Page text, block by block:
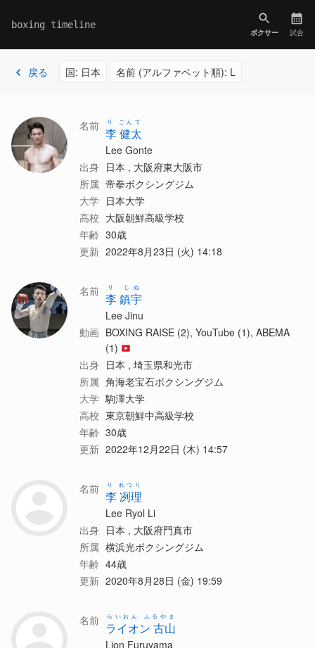
boxing timeline
ボクサー 試合
戻る 国: 日本 名前 (アルファベット順): L
名前 李 健太
り ごんて
Lee Gonte
出身 日本 , 大阪府東大阪市
所属 帝拳ボクシングジム
大学 日本大学
高校 大阪朝鮮高級学校
年齢 30歳
更新 2022年8月23日 (火) 14:18
名前 李 鎮宇
り じぬ
Lee Jinu
動画 BOXING RAISE (2), YouTube (1), ABEMA
(1)
出身 日本 , 埼玉県和光市
所属 角海老宝石ボクシングジム
大学 駒澤大学
高校 東京朝鮮中高級学校
年齢 30歳
更新 2022年12月22日 (木) 14:57
名前 李 冽理
り れつり
Lee Ryol Li
出身 日本 , 大阪府門真市
所属 横浜光ボクシングジム
年齢 44歳
更新 2020年8月28日 (金) 19:59
名前 ライオン 古山
らいおん ふるやま
Lion Furuyama